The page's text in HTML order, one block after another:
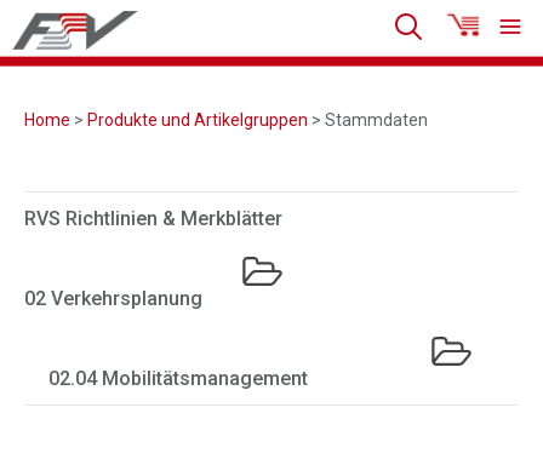
Home > Produkte und Artikelgruppen > Stammdaten
RVS Richtlinien & Merkblätter
02 Verkehrsplanung
02.04 Mobilitätsmanagement